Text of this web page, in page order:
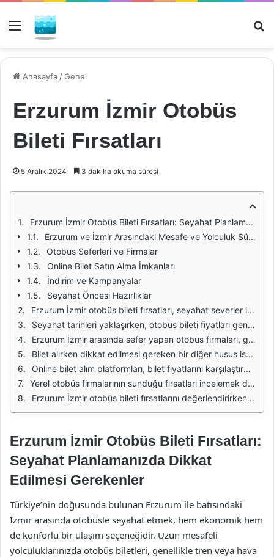
Menü
Anasayfa /Genel
Erzurum İzmir Otobüs
Bileti Fırsatları
5 Aralık 2024 3 dakika okuma süresi
Erzurum İzmir Otobüs Bileti Fırsatları: Seyahat Planlamanızda Dikkat Edilmesi Gerekenler
Erzurum ve İzmir Arasındaki Mesafe ve Yolculuk Süresi
Otobüs Seferleri ve Firmalar
Online Bilet Satın Alma İmkanları
İndirim ve Kampanyalar
Seyahat Öncesi Hazırlıklar
Erzurum İzmir otobüs bileti fırsatları, seyahat severler için önemli bir konudur. Bu iki şehir arasında otobüsle seyahat etmek, hem ekonomik hem de konforlu bir alternatif sunar. Özellikle yaz aylarında tatil planı yapanlar için uygun fiyatlı biletler bulmak oldukça önemlidir. İyi bir araştırma ile uygun fiyatlı bilet bulmak mümkündür.
Seyahat tarihleri yaklaşırken, otobüs bileti fiyatları genellikle dalgalanır. Bu nedenle, biletlerinizi mümkün olan en erken tarihlerde almanız avantajlı olabilir. Erken rezervasyon yaparak, indirimli fiyatlarla bilet bulma şansınızı artırabilirsiniz. Ayrıca bazı otobüs firmaları, belirli günlerde ve saatlerde kampanyalar düzenleyerek daha uygun fiyatlar sunmaktadır.
Erzurum İzmir arasında sefer yapan otobüs firmaları, genellikle konforlu ve modern araçlar kullanmaktadır. Yolculuk esnasında sunulan ikramlar, yolcuların rahat bir yolculuk geçirmesine katkı sağlar. Uzun bir yolculuk olmasına rağmen, konforlu otobüsler sayesinde bu süreç daha keyifli hale gelir.
Bilet alırken dikkat edilmesi gereken bir diğer husus ise yolculuğun süresidir. Erzurum'dan İzmir'e olan otobüs yolculuğu genellikle 18-20 saat sürmektedir. Bu nedenle, yolculuk öncesinde mola yerlerini ve otobüsün duraklarını kontrol etmek, yolculuğunuzun daha planlı geçmesini sağlar.
Online bilet alım platformları, bilet fiyatlarını karşılaştırmak için büyük bir kolaylık sunar. Birçok farklı firma ve fiyat seçeneğini aynı anda görebilmek, en uygun bileti bulmanıza yardımcı olur. Ayrıca, online olarak yapılan işlemler genellikle daha hızlı ve pratiktir.
Yerel otobüs firmalarının sunduğu fırsatları incelemek de faydalı olabilir. Bazı firmalar, belirli tarihlerde veya grup indirimleri gibi avantajlar sunarak, seyahat maliyetlerini düşürmektedir. Böylece, hem ailenizle hem de arkadaşlarınızla yapacağınız seyahatler daha ekonomik hale gelir.
Erzurum İzmir otobüs bileti fırsatlarını değerlendirirken, erken rezervasyon yapmayı, online bilet karşılaştırma platformlarını kullanmayı ve yerel firmaların sunduğu kampanyaları takip etmeyi unutmayın. Bu sayede, hem konforlu hem de uygun fiyatlı bir yolculuk yapabilirsiniz.
Erzurum İzmir Otobüs Bileti Fırsatları:
Seyahat Planlamanızda Dikkat
Edilmesi Gerekenler
Türkiye’nin doğusunda bulunan Erzurum ile batısındaki
İzmir arasında otobüsle seyahat etmek, hem ekonomik hem
de konforlu bir ulaşım seçeneğidir. Uzun mesafeli
yolculuklarınızda otobüs biletleri, genellikle tren veya hava